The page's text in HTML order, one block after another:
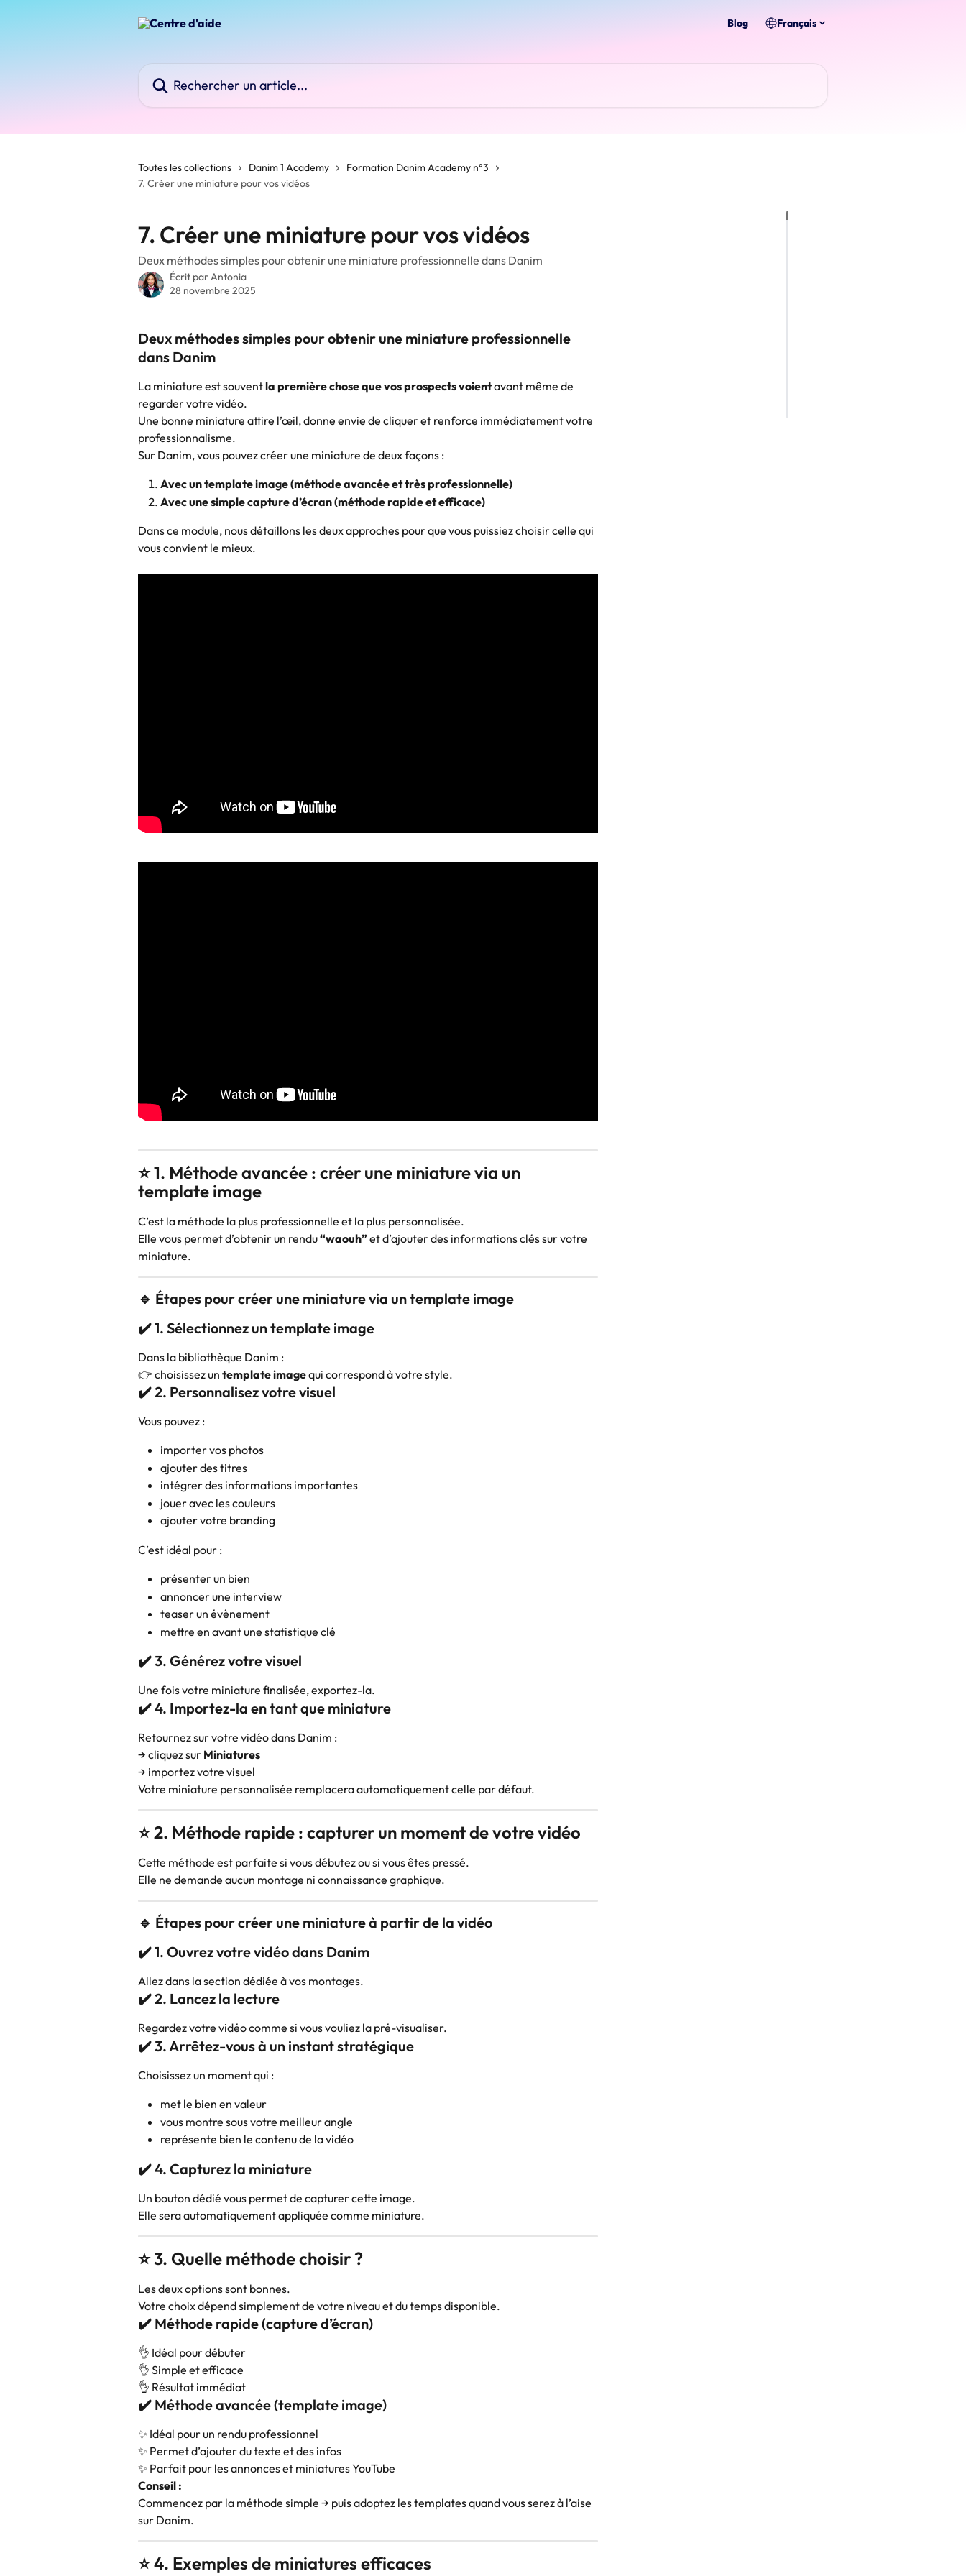
Blog Français
Toutes les collections Danim 1 Academy
Formation Danim Academy n°3
7. Créer une miniature pour vos vidéos
7. Créer une miniature pour vos vidéos
Deux méthodes simples pour obtenir une miniature professionnelle dans Danim
Écrit parAntonia
28 novembre 2025
Deux méthodes simples pour obtenir une miniature professionnelle
dans Danim
La miniature est souvent la première chose que vos prospects voient avant même de
regarder votre vidéo.
Une bonne miniature attire l’œil, donne envie de cliquer et renforce immédiatement votre
professionnalisme.
Sur Danim, vous pouvez créer une miniature de deux façons :
Avec un template image (méthode avancée et très professionnelle)
Avec une simple capture d’écran (méthode rapide et efficace)
Dans ce module, nous détaillons les deux approches pour que vous puissiez choisir celle qui
vous convient le mieux.
⭐ 1. Méthode avancée : créer une miniature via un
template image
C’est la méthode la plus professionnelle et la plus personnalisée.
Elle vous permet d’obtenir un rendu “waouh” et d’ajouter des informations clés sur votre
miniature.
🔹 Étapes pour créer une miniature via un template image
✔️ 1. Sélectionnez un template image
Dans la bibliothèque Danim :
👉 choisissez un template image qui correspond à votre style.
✔️ 2. Personnalisez votre visuel
Vous pouvez :
importer vos photos
ajouter des titres
intégrer des informations importantes
jouer avec les couleurs
ajouter votre branding
C’est idéal pour :
présenter un bien
annoncer une interview
teaser un évènement
mettre en avant une statistique clé
✔️ 3. Générez votre visuel
Une fois votre miniature finalisée, exportez-la.
✔️ 4. Importez-la en tant que miniature
Retournez sur votre vidéo dans Danim :
→ cliquez sur Miniatures
→ importez votre visuel
Votre miniature personnalisée remplacera automatiquement celle par défaut.
⭐ 2. Méthode rapide : capturer un moment de votre vidéo
Cette méthode est parfaite si vous débutez ou si vous êtes pressé.
Elle ne demande aucun montage ni connaissance graphique.
🔹 Étapes pour créer une miniature à partir de la vidéo
✔️ 1. Ouvrez votre vidéo dans Danim
Allez dans la section dédiée à vos montages.
✔️ 2. Lancez la lecture
Regardez votre vidéo comme si vous vouliez la pré-visualiser.
✔️ 3. Arrêtez-vous à un instant stratégique
Choisissez un moment qui :
met le bien en valeur
vous montre sous votre meilleur angle
représente bien le contenu de la vidéo
✔️ 4. Capturez la miniature
Un bouton dédié vous permet de capturer cette image.
Elle sera automatiquement appliquée comme miniature.
⭐ 3. Quelle méthode choisir ?
Les deux options sont bonnes.
Votre choix dépend simplement de votre niveau et du temps disponible.
✔️ Méthode rapide (capture d’écran)
👌 Idéal pour débuter
👌 Simple et efficace
👌 Résultat immédiat
✔️ Méthode avancée (template image)
✨ Idéal pour un rendu professionnel
✨ Permet d’ajouter du texte et des infos
✨ Parfait pour les annonces et miniatures YouTube
Conseil :
Commencez par la méthode simple → puis adoptez les templates quand vous serez à l’aise
sur Danim.
⭐ 4. Exemples de miniatures efficaces